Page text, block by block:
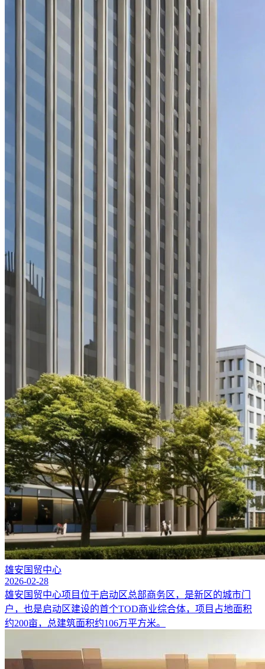
雄安国贸中心
2026-02-28
雄安国贸中心项目位于启动区总部商务区，是新区的城市门
户，也是启动区建设的首个TOD商业综合体，项目占地面积
约200亩，总建筑面积约106万平方米。